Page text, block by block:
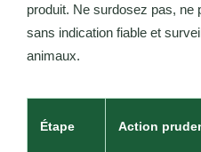
produit. Ne surdosez pas, ne
sans indication fiable et
animaux.
Étape Action